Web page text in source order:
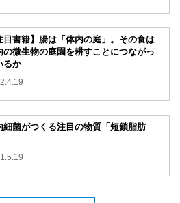
目書籍】腸は「体内の庭」。その食は
の微生物の庭園を耕すことにつながっ
るか
細菌がつくる注目の物質「短鎖脂肪